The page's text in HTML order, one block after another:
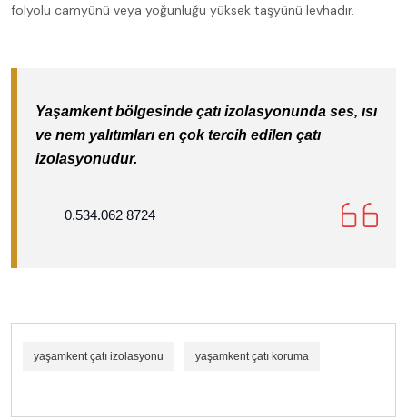
folyolu camyünü veya yoğunluğu yüksek taşyünü levhadır.
Yaşamkent bölgesinde çatı izolasyonunda ses, ısı
ve nem yalıtımları en çok tercih edilen çatı
izolasyonudur.
0.534.062 8724
yaşamkent çatı izolasyonu yaşamkent çatı koruma